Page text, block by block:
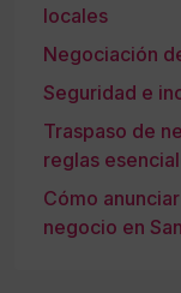
locales
Negociación
Seguridad e
Traspaso de
reglas
Cómo
negocio en